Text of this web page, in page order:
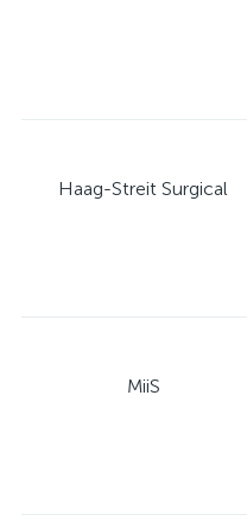
Haag-Streit Surgical
MiiS